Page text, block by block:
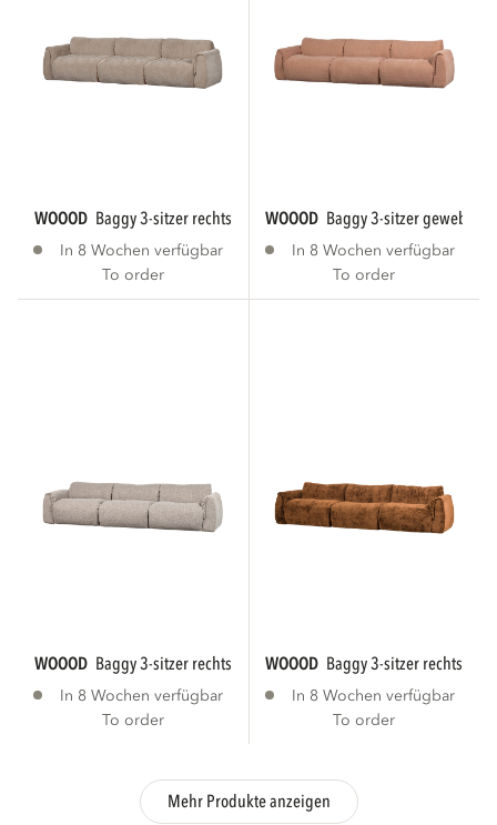
WOOOD baggy 3-sitzer rechts 3d chenille sand...
In 8 Wochen verfügbar
To order
WOOOD baggy 3-sitzer gewebte
In 8 Wochen verfügbar
To order
WOOOD baggy 3-sitzer rechts webstoff natur...
In 8 Wochen verfügbar
To order
WOOOD baggy 3-sitzer rechts 3d
In 8 Wochen verfügbar
To order
Mehr Produkte anzeigen